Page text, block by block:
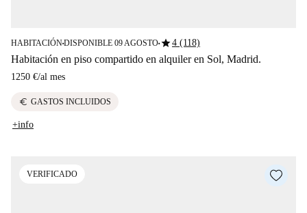
HABITACIÓN■DISPONIBLE 09 AGOSTO■star4 (118)
Habitación en piso compartido en alquiler en Sol, Madrid.
1250 €/al mes
euro GASTOS INCLUIDOS
+info
VERIFICADO